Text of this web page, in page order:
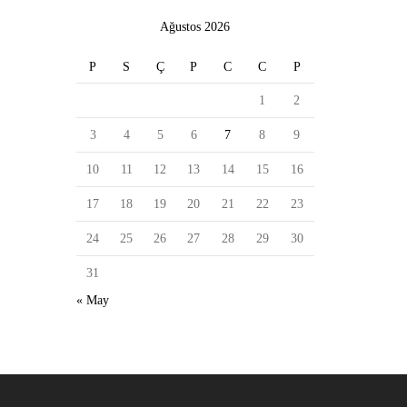
Ağustos 2026
P S Ç P C C P
1 2
3 4 5 6 7 8 9
10 11 12 13 14 15 16
17 18 19 20 21 22 23
24 25 26 27 28 29 30
31
« May